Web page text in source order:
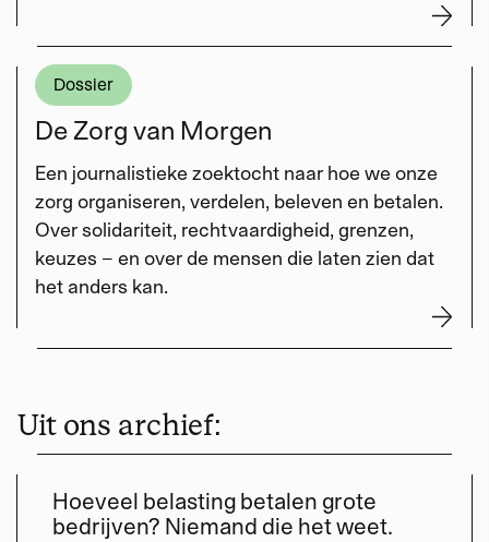
Dossier
De Zorg van Morgen
Een journalistieke zoektocht naar hoe we onze
zorg organiseren, verdelen, beleven en betalen.
Over solidariteit, rechtvaardigheid, grenzen,
keuzes – en over de mensen die laten zien dat
het anders kan.
Uit ons archief:
Hoeveel belasting betalen grote
bedrijven? Niemand die het weet.